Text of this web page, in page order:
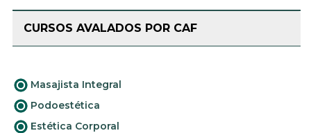
CURSOS AVALADOS POR CAF
Masajista Integral
Podoestética
Estética Corporal